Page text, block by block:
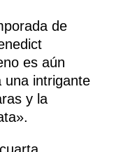
de
es aún
una intrigante
y la